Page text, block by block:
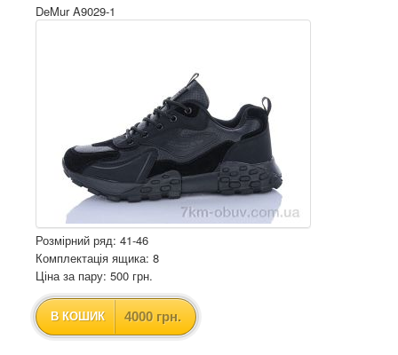
DeMur A9029-1
Розмірний ряд: 41-46
Комплектація ящика: 8
Ціна за пару: 500 грн.
В КОШИК 4000 грн.